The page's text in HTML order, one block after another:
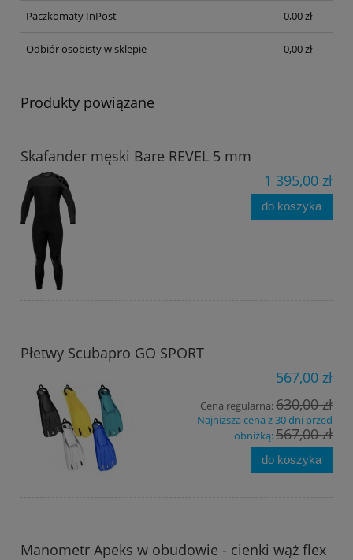
Paczkomaty InPost 0,00 zł
Odbiór osobisty w sklepie 0,00 zł
Produkty powiązane
Skafander męski Bare REVEL 5 mm
1 395,00 zł
do koszyka
Płetwy Scubapro GO SPORT
567,00 zł
Cena regularna:630,00 zł
Najniższa cena z 30 dni przed
obniżką:567,00 zł
do koszyka
Manometr Apeks w obudowie - cienki wąż flex